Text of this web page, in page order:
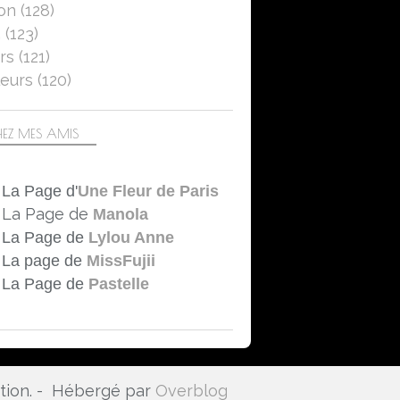
LUMIX DC-FZ 1000 II
(128)
(123)
(121)
(120)
MES AMIS
La Page d'Une Fleur de Paris
La Page de Manola
La Page de Lylou Anne
La page de MissFujii
La Page de Pastelle
- Hébergé par Overblog